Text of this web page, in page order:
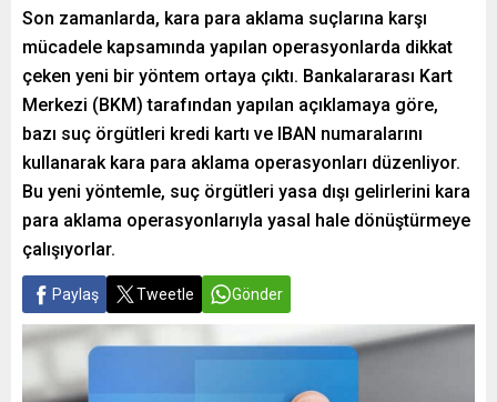
Son zamanlarda, kara para aklama suçlarına karşı
mücadele kapsamında yapılan operasyonlarda dikkat
çeken yeni bir yöntem ortaya çıktı. Bankalararası Kart
Merkezi (BKM) tarafından yapılan açıklamaya göre,
bazı suç örgütleri kredi kartı ve IBAN numaralarını
kullanarak kara para aklama operasyonları düzenliyor.
Bu yeni yöntemle, suç örgütleri yasa dışı gelirlerini kara
para aklama operasyonlarıyla yasal hale dönüştürmeye
çalışıyorlar.
Paylaş Tweetle Gönder